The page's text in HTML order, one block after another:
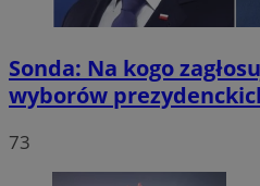
Sonda: Na kogo
wyborów
73